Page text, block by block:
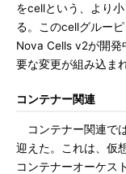
をcellという、より
る。このcellグルー
Nova Cells v2が開
要な変更が組み込ま
コンテナー関連
コンテナー関連で
迎えた。これは、仮
コンテナーオーケス